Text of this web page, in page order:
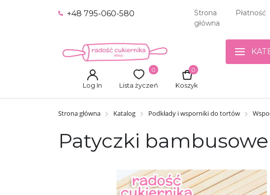
+48 795-060-580
Strona
główna
Płatność
Log In Lista życzeń
0
Koszyk
0
Strona główna Katalog Podkłady i wsporniki do tortów
Patyczki